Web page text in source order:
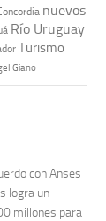
nuevos
Río Uruguay
Turismo
Giano
con Anses
logra un
millones para